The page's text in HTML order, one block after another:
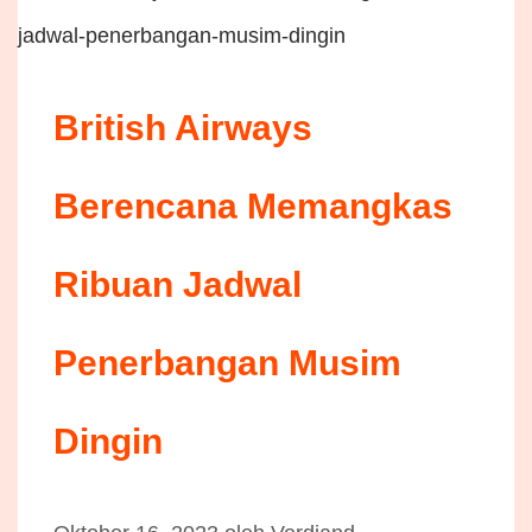
British Airways
Berencana Memangkas
Ribuan Jadwal
Penerbangan Musim
Dingin